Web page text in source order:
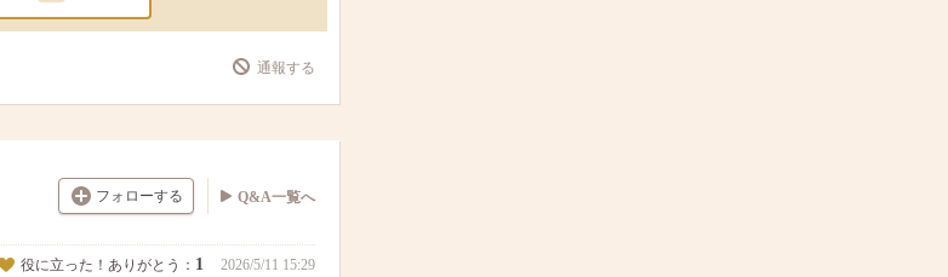
通報する
フォローする Q&A一覧へ
役に立った！ありがとう： 1 2026/5/11 15:29